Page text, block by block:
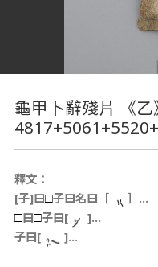
龜甲卜辭殘片 《乙
釋文：
[子]曰□子曰名曰［ ］…
□曰□子曰[
]…
子曰[
]…